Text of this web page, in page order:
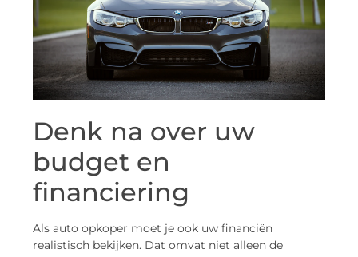
Denk na over uw
budget en
financiering
Als auto opkoper moet je ook uw financiën
realistisch bekijken. Dat omvat niet alleen de